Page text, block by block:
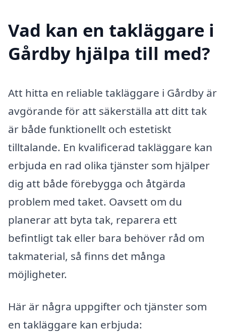
Vad kan en takläggare i
Gårdby hjälpa till med?
Att hitta en reliable takläggare i Gårdby är
avgörande för att säkerställa att ditt tak
är både funktionellt och estetiskt
tilltalande. En kvalificerad takläggare kan
erbjuda en rad olika tjänster som hjälper
dig att både förebygga och åtgärda
problem med taket. Oavsett om du
planerar att byta tak, reparera ett
befintligt tak eller bara behöver råd om
takmaterial, så finns det många
möjligheter.
Här är några uppgifter och tjänster som
en takläggare kan erbjuda: